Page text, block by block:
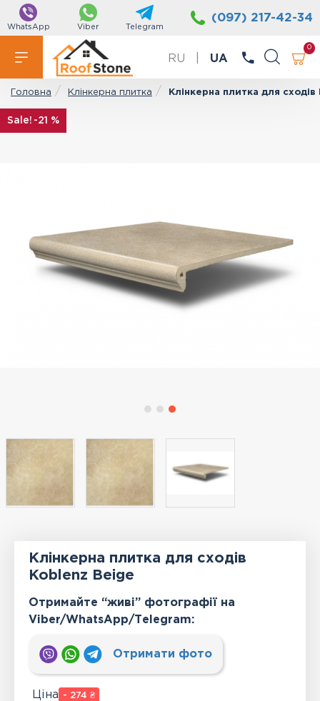
WhatsApp Viber Telegram
(097) 217-42-34
RU UA
0
Головна Клінкерна плитка Клінкерна плитка для
-21 %
Клінкерна плитка для сходів
Koblenz Beige
Отримайте “живі” фотографії на
Viber/WhatsApp/Тelegram:
Отримати фото
Ціна - 274 ₴